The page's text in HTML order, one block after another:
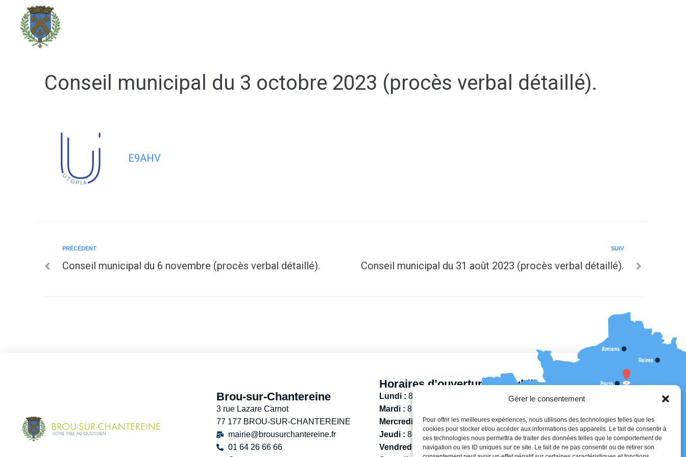
Gérer le consentement
Pour offrir les meilleures expériences, nous utilisons des technologies telles que les
cookies pour stocker et/ou accéder aux informations des appareils. Le fait de consentir à
ces technologies nous permettra de traiter des données telles que le comportement de
navigation ou les ID uniques sur ce site. Le fait de ne pas consentir ou de retirer son
principal
Conseil municipal du 3 octobre 2023 (procès verbal détaillé).
E9AHV
PRÉCÉDENT
Conseil municipal du 6 novembre (procès verbal détaillé).
SUIV
Conseil municipal du 31 août 2023 (procès verbal détaillé).
Brou-sur-Chantereine
3 rue Lazare Carnot
77 177 BROU-SUR-CHANTEREINE
mairie@brousurchantereine.fr
01 64 26 66 66
Horaires d’ouverture au public
Lundi : 8h30 – 12h
Mardi : 8h30 – 12h / 13h30 – 17h30
Mercredi :
8h30 -12h30
Jeudi : 8h30 – 12h / 13h30 – 18h30
Vendredi :
13h30 – 17h30